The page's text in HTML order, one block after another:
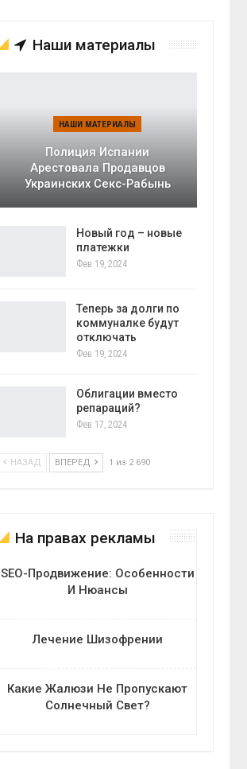
Наши материалы
НАШИ МАТЕРИАЛЫ
Полиция Испании
Арестовала Продавцов
Украинских Секс-Рабынь
Новый год – новые
платежки
Фев 19, 2024
Теперь за долги по
коммуналке будут
отключать
Фев 19, 2024
Облигации вместо
репараций?
Фев 17, 2024
НАЗАД ВПЕРЕД 1 из 2 690
На правах рекламы
SEO-Продвижение: Особенности
И Нюансы
Лечение Шизофрении
Какие Жалюзи Не Пропускают
Солнечный Свет?